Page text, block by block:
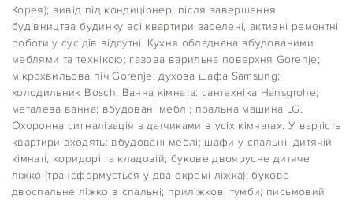
Корея); вивід під кондиціонер; після завершення
будівництва будинку всі квартири заселені, активні ремонтні
роботи у сусідів відсутні. Кухня обладнана вбудованими
меблями та технікою: газова варильна поверхня Gorenje;
мікрохвильова піч Gorenje; духова шафа Samsung;
холодильник Bosch. Ванна кімната: сантехніка Hansgrohe;
металева ванна; вбудовані меблі; пральна машина LG.
Охоронна сигналізація з датчиками в усіх кімнатах. У вартість
квартири входять: вбудовані меблі; шафи у спальні, дитячій
кімнаті, коридорі та кладовій; букове двоярусне дитяче
ліжко (трансформується у два окремі ліжка); букове
двоспальне ліжко в спальні; приліжкові тумби; письмовий